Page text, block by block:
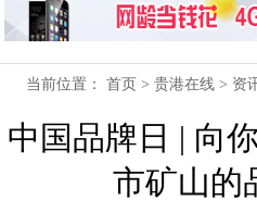
当前位置：首页 >贵港在线 > 资
中国品牌日 | 向
市矿山的